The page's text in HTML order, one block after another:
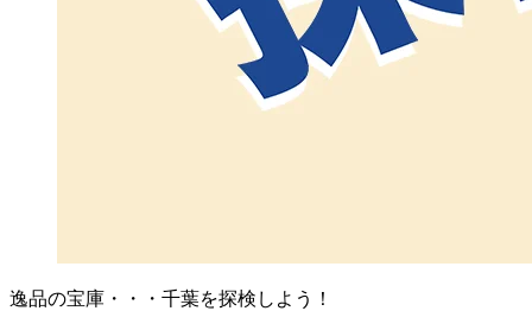
逸品の宝庫・・・千葉を探検しよう！